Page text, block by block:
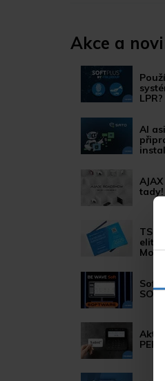
Akce a
LPR?
AI
tady!
TSS